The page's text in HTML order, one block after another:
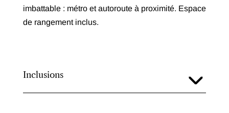
imbattable : métro et autoroute à proximité. Espace
de rangement inclus.
Inclusions